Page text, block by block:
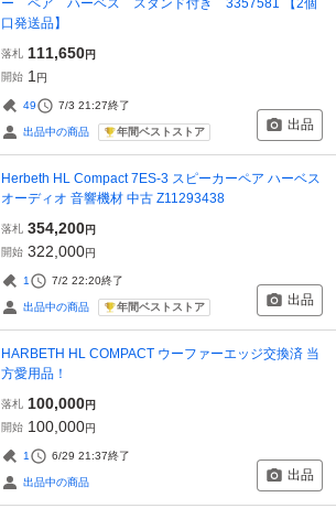
口発送品】
落札 111,650円
開始 1 円
49 7/3 21:27終了
出品中の商品 年間ベストストア 出品
Herbeth HL Compact 7ES-3 スピーカーペア ハーベス
オーディオ 音響機材 中古 Z11293438
落札 354,200円
開始 322,000円
1 7/2 22:20終了
出品中の商品 年間ベストストア 出品
HARBETH HL COMPACT ウーファーエッジ交換済 当
方愛用品！
落札 100,000円
開始 100,000円
1 6/29 21:37終了
出品中の商品 出品